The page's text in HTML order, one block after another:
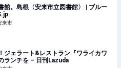
館。島根〈安来市立図書館〉 | ブルー
来市
ジェラート&レストラン『ワライカワ
ランチを – 日刊Lazuda